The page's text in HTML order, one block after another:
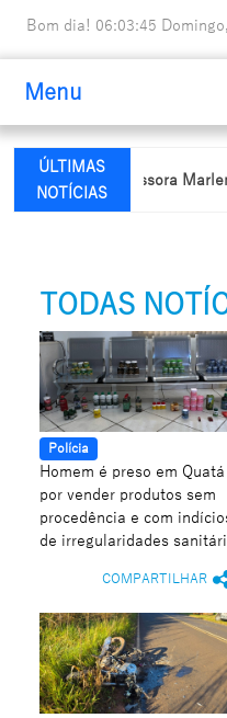
Bom dia! 06:03:46
Menu
ÚLTIMAS
NOTÍCIAS
da professora Marlene
TODAS
Polícia
Homem é preso em Quatá
por vender produtos sem
procedência e com
de irregularidades
COMPARTILHAR